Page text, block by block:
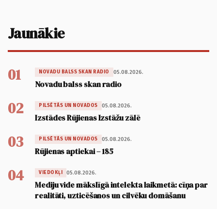
Jaunākie
01 NOVADU BALSS SKAN RADIO 05.08.2026.
Novadu balss skan radio
02 PILSĒTĀS UN NOVADOS 05.08.2026.
Izstādes Rūjienas Izstāžu zālē
03 PILSĒTĀS UN NOVADOS 05.08.2026.
Rūjienas aptiekai – 185
04 VIEDOKĻI 05.08.2026.
Mediju vide mākslīgā intelekta laikmetā: cīņa par
realitāti, uzticēšanos un cilvēku domāšanu